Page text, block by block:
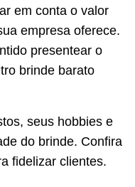
em conta o valor
empresa oferece.
presentear o
brinde barato
seus hobbies e
do brinde. Confira
fidelizar clientes.